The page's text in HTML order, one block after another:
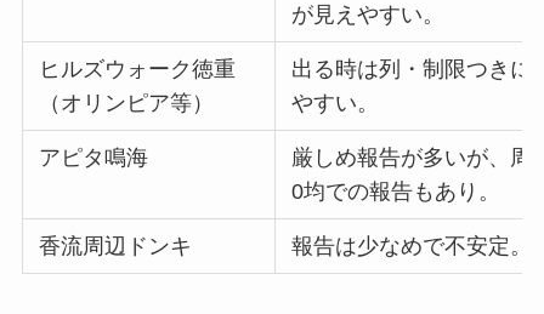
が見えやすい。
ヒルズウォーク徳重
（オリンピア等）
出る時は列・制限つきに
やすい。
アピタ鳴海
厳しめ報告が多いが、周
0均での報告もあり。
香流周辺ドンキ 報告は少なめで不安定。